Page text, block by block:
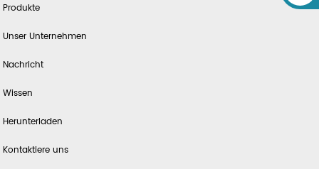
Produkte
Unser Unternehmen
Nachricht
Wissen
Herunterladen
Kontaktiere uns